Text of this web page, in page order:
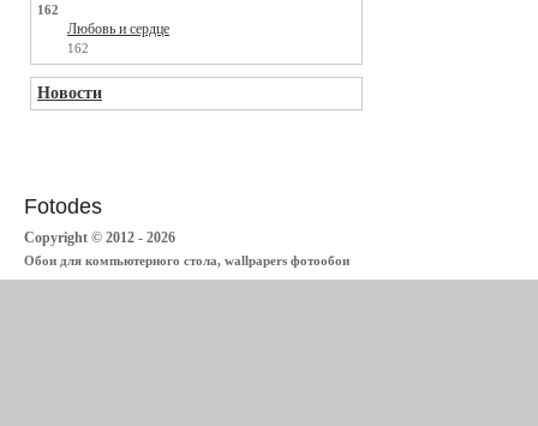
162
Любовь и сердце
162
Новости
Fotodes
Copyright © 2012 - 2026
Обои для компьютерного стола, wallpapers фотообои